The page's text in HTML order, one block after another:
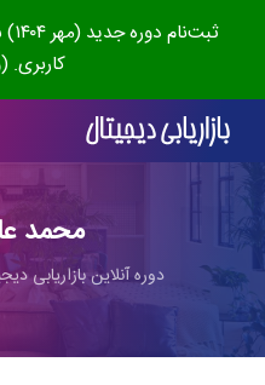
کاربری.
محمد
دوره آنلاین بازاریابی